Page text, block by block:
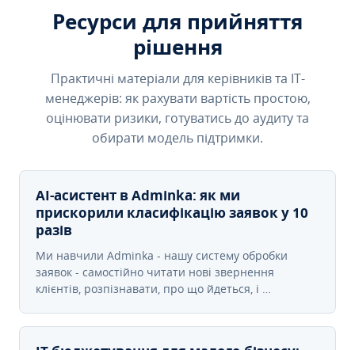
Ресурси для прийняття
рішення
Практичні матеріали для керівників та IT-
менеджерів: як рахувати вартість простою,
оцінювати ризики, готуватись до аудиту та
обирати модель підтримки.
AI-асистент в Adminka: як ми
прискорили класифікацію заявок у 10
разів
Ми навчили Adminka - нашу систему обробки
заявок - самостійно читати нові звернення
клієнтів, розпізнавати, про що йдеться, і …